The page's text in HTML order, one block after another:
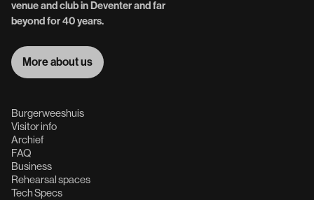
venue and club in Deventer and far
beyond for 40 years.
More about us
Burgerweeshuis
Visitor info
Archief
FAQ
Business
Rehearsal spaces
Tech Specs